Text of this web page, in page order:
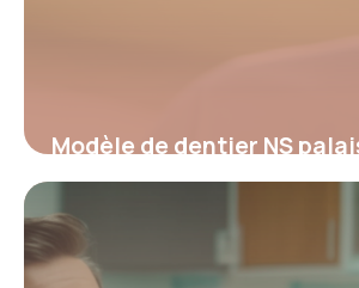
Modèle de dentier NS
Fonctionnement et
26 février 2026